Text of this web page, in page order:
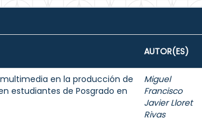
AUTOR(ES)
en la producción de
estudiantes de Posgrado en
Miguel
Francisco
Javier Lloret
Rivas